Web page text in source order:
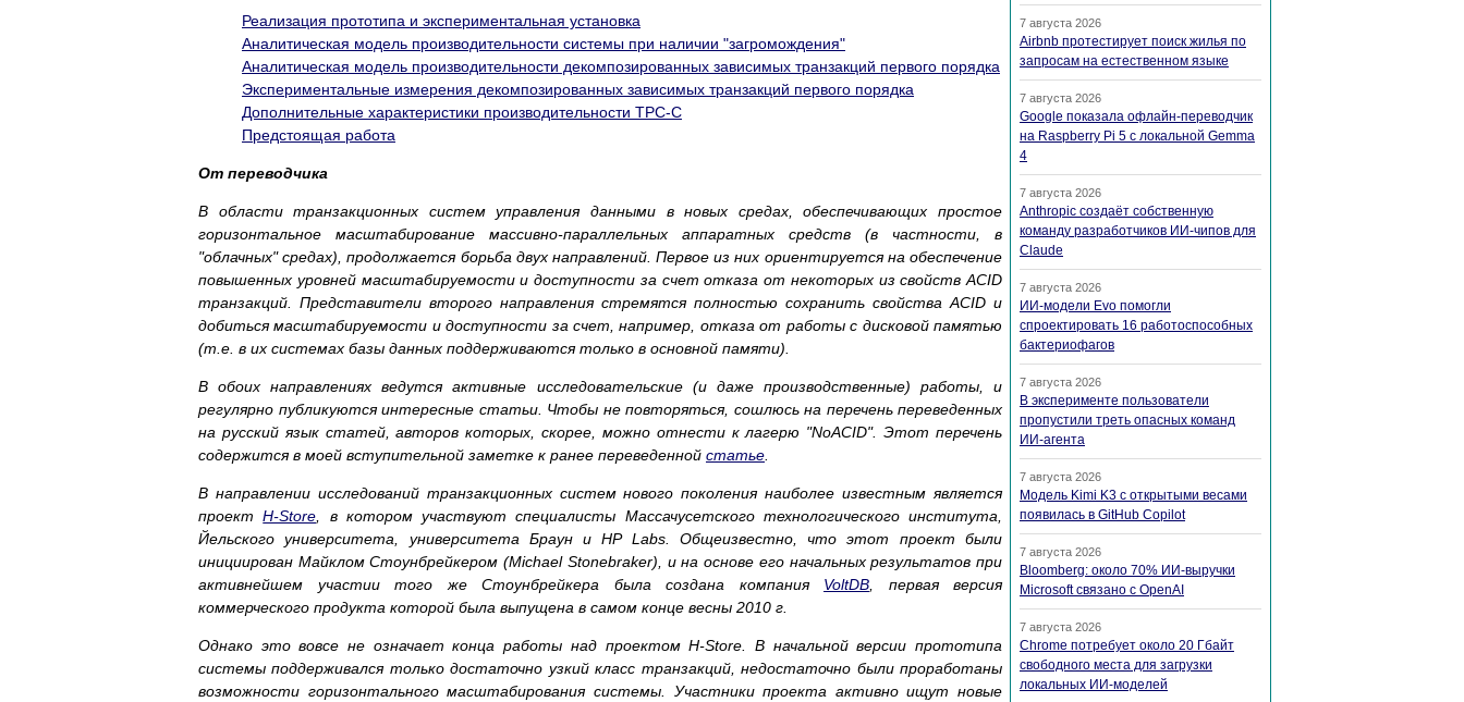
Реализация прототипа и экспериментальная установка
Аналитическая модель производительности системы при наличии "загромождения"
Аналитическая модель производительности декомпозированных зависимых транзакций первого порядка
Экспериментальные измерения декомпозированных зависимых транзакций первого порядка
Дополнительные характеристики производительности TPC-C
Предстоящая работа
От переводчика
В области транзакционных систем управления данными в новых средах, обеспечивающих простое
горизонтальное масштабирование массивно-параллельных аппаратных средств (в частности, в
"облачных" средах), продолжается борьба двух направлений. Первое из них ориентируется на обеспечение
повышенных уровней масштабируемости и доступности за счет отказа от некоторых из свойств ACID
транзакций. Представители второго направления стремятся полностью сохранить свойства ACID и
добиться масштабируемости и доступности за счет, например, отказа от работы с дисковой памятью
(т.е. в их системах базы данных поддерживаются только в основной памяти).
В обоих направлениях ведутся активные исследовательские (и даже производственные) работы, и
регулярно публикуются интересные статьи. Чтобы не повторяться, сошлюсь на перечень переведенных
на русский язык статей, авторов которых, скорее, можно отнести к лагерю "NoACID". Этот перечень
содержится в моей вступительной заметке к ранее переведенной статье
В направлении исследований транзакционных систем нового поколения наиболее известным является
проектH-Store , в котором участвуют специалисты Массачусетского технологического института,
Йельского университета, университета Браун и HP Labs. Общеизвестно, что этот проект были
инициирован Майклом Стоунбрейкером (Michael Stonebraker), и на основе его начальных результатов при
активнейшем участии того же Стоунбрейкера была создана компания VoltDB , первая версия
коммерческого продукта которой была выпущена в самом конце весны 2010 г.
Однако это вовсе не означает конца работы над проектом H-Store. В начальной версии прототипа
системы поддерживался только достаточно узкий класс транзакций, недостаточно были проработаны
возможности горизонтального масштабирования системы. Участники проекта активно ищут новые
7 августа 2026
Airbnb протестирует поиск жилья по
запросам на естественном языке
7 августа 2026
Google показала офлайн-переводчик
на Raspberry Pi 5 с локальной Gemma
4
7 августа 2026
Anthropic создаёт собственную
команду разработчиков ИИ-чипов для
Claude
7 августа 2026
ИИ-модели Evo помогли
спроектировать 16 работоспособных
бактериофагов
7 августа 2026
В эксперименте пользователи
пропустили треть опасных команд
ИИ-агента
7 августа 2026
Модель Kimi K3 с открытыми весами
появилась в GitHub Copilot
7 августа 2026
Bloomberg: около 70% ИИ-выручки
Microsoft связано с OpenAI
7 августа 2026
Chrome потребует около 20 Гбайт
свободного места для загрузки
локальных ИИ-моделей